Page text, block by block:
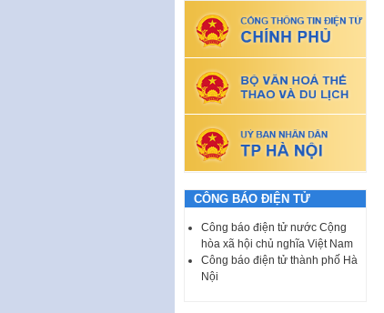
CÔNG BÁO ĐIỆN TỬ
Công báo điện tử nước Cộng
hòa xã hội chủ nghĩa Việt Nam
Công báo điện tử thành phố Hà
Nội